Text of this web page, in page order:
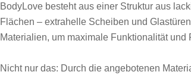
BodyLove besteht aus einer Struktur aus
Flächen – extrahelle Scheiben und
Materialien, um maximale Funktionalität
Nicht nur das: Durch die angebotenen